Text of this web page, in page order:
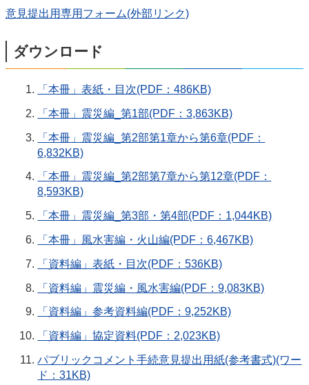
意見提出用専用フォーム(外部リンク)
ダウンロード
「本冊」表紙・目次(PDF：486KB)
「本冊」震災編_第1部(PDF：3,863KB)
「本冊」震災編_第2部第1章から第6章(PDF：
6,832KB)
「本冊」震災編_第2部第7章から第12章(PDF：
8,593KB)
「本冊」震災編_第3部・第4部(PDF：1,044KB)
「本冊」風水害編・火山編(PDF：6,467KB)
「資料編」表紙・目次(PDF：536KB)
「資料編」震災編・風水害編(PDF：9,083KB)
「資料編」参考資料編(PDF：9,252KB)
「資料編」協定資料(PDF：2,023KB)
パブリックコメント手続意見提出用紙(参考書式)(ワー
ド：31KB)